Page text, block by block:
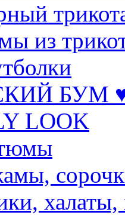
из
БУМ
LOOK
халаты,